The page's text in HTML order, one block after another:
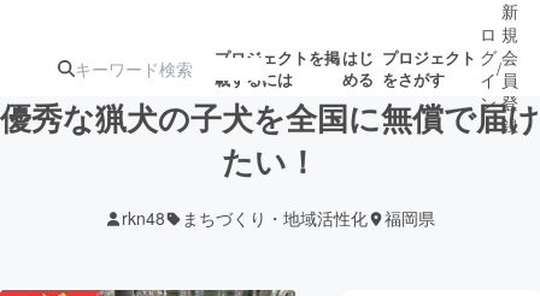
プロジェクトを掲
載するには
はじ
める
プロジェクト
をさがす
ターン
注目の新着プロ
ジェクト
募集終了が近いプ
ロジェクト
されます
ロ
グ
イ
ン
/
新
規
会
員
登
録
優秀な猟犬の子犬を全国に無償で届け
たい！
rkn48 まちづくり・地域活性化 福岡県